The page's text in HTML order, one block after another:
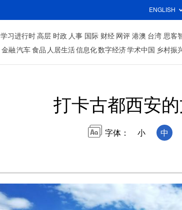
ENGLISH
学习进行时 高层 时政 人事 国际 财经 网评 港澳 台湾 思客
金融 汽车 食品 人居生活信息化数字经济学术中国 乡村振
打卡古都西安
字体： 小 中